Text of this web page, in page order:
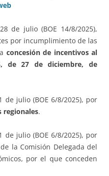
de julio (BOE 14/8/2025),
por incumplimiento de las
concesión de incentivos al
de 27 de diciembre, de
de julio (BOE 6/8/2025), por
regionales.
de julio (BOE 6/8/2025), por
la Comisión Delegada del
por el que conceden